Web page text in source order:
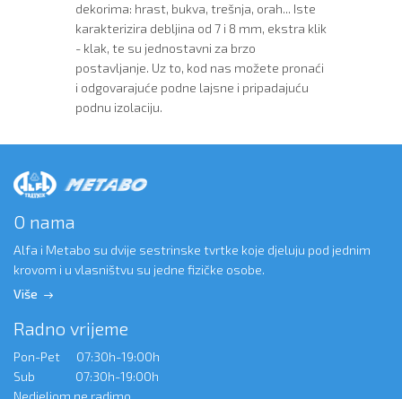
dekorima: hrast, bukva, trešnja, orah... Iste
karakterizira debljina od 7 i 8 mm, ekstra klik
- klak, te su jednostavni za brzo
postavljanje. Uz to, kod nas možete pronaći
i odgovarajuće podne lajsne i pripadajuću
podnu izolaciju.
O nama
Alfa i Metabo su dvije sestrinske tvrtke koje djeluju pod jednim
krovom i u vlasništvu su jedne fizičke osobe.
Više
Radno vrijeme
Pon-Pet 07:30h-19:00h
Sub 07:30h-19:00h
Nedjeljom ne radimo